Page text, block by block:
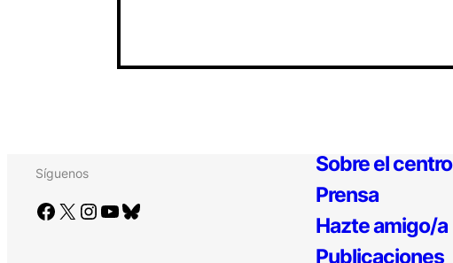
Síguenos
Facebook X Instagram YouTube Bluesky
Sobre el centro
Prensa
Hazte amigo/a
Publicaciones